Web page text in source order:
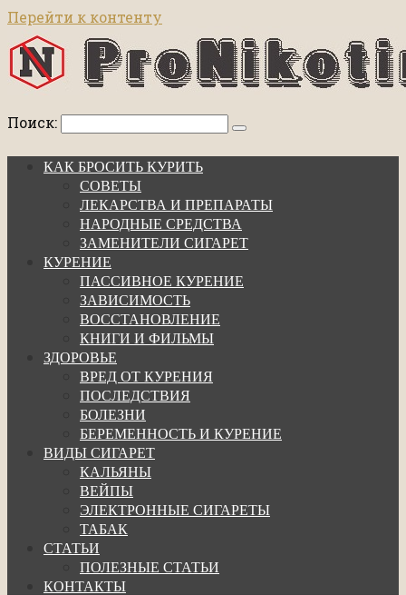
Перейти к контенту
Поиск:
КАК БРОСИТЬ КУРИТЬ
СОВЕТЫ
ЛЕКАРСТВА И ПРЕПАРАТЫ
НАРОДНЫЕ СРЕДСТВА
ЗАМЕНИТЕЛИ СИГАРЕТ
КУРЕНИЕ
ПАССИВНОЕ КУРЕНИЕ
ЗАВИСИМОСТЬ
ВОССТАНОВЛЕНИЕ
КНИГИ И ФИЛЬМЫ
ЗДОРОВЬЕ
ВРЕД ОТ КУРЕНИЯ
ПОСЛЕДСТВИЯ
БОЛЕЗНИ
БЕРЕМЕННОСТЬ И КУРЕНИЕ
ВИДЫ СИГАРЕТ
КАЛЬЯНЫ
ВЕЙПЫ
ЭЛЕКТРОННЫЕ СИГАРЕТЫ
ТАБАК
СТАТЬИ
ПОЛЕЗНЫЕ СТАТЬИ
КОНТАКТЫ